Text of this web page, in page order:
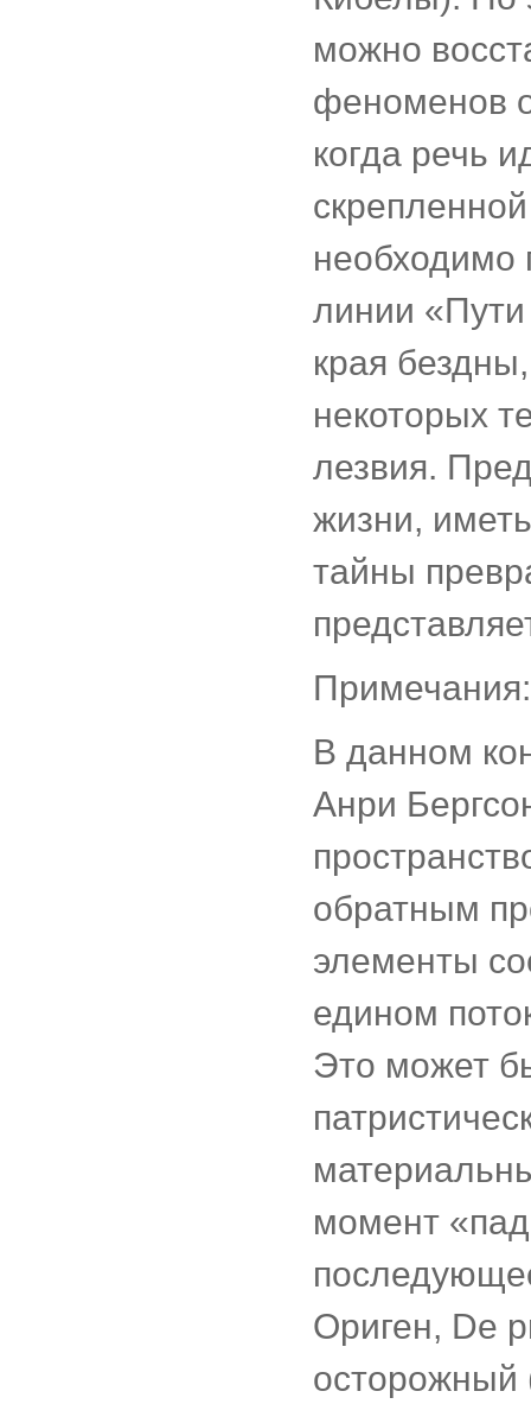
можно
феноменов
когда речь
необходимо
линии «Пути
края
некоторых
лезвия.
жизни,
тайны
Примечания:
В данном
Анри
обратным
элементы
едином
Это может
момент
Ориген, De
осторожный